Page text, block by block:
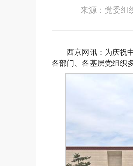
来源：党委
西京网讯：为庆祝
各部门、各基层党组织